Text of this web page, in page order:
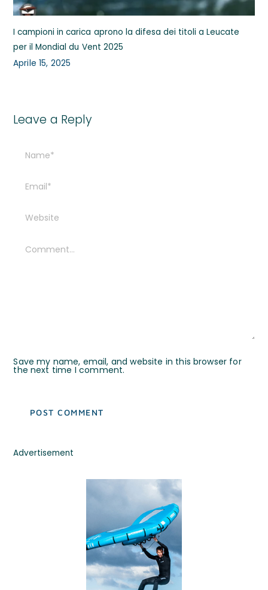
I campioni in carica aprono la difesa dei titoli a Leucate
per il Mondial du Vent 2025
Aprile 15, 2025
Leave a Reply
Save my name, email, and website in this browser for
the next time I comment.
Advertisement